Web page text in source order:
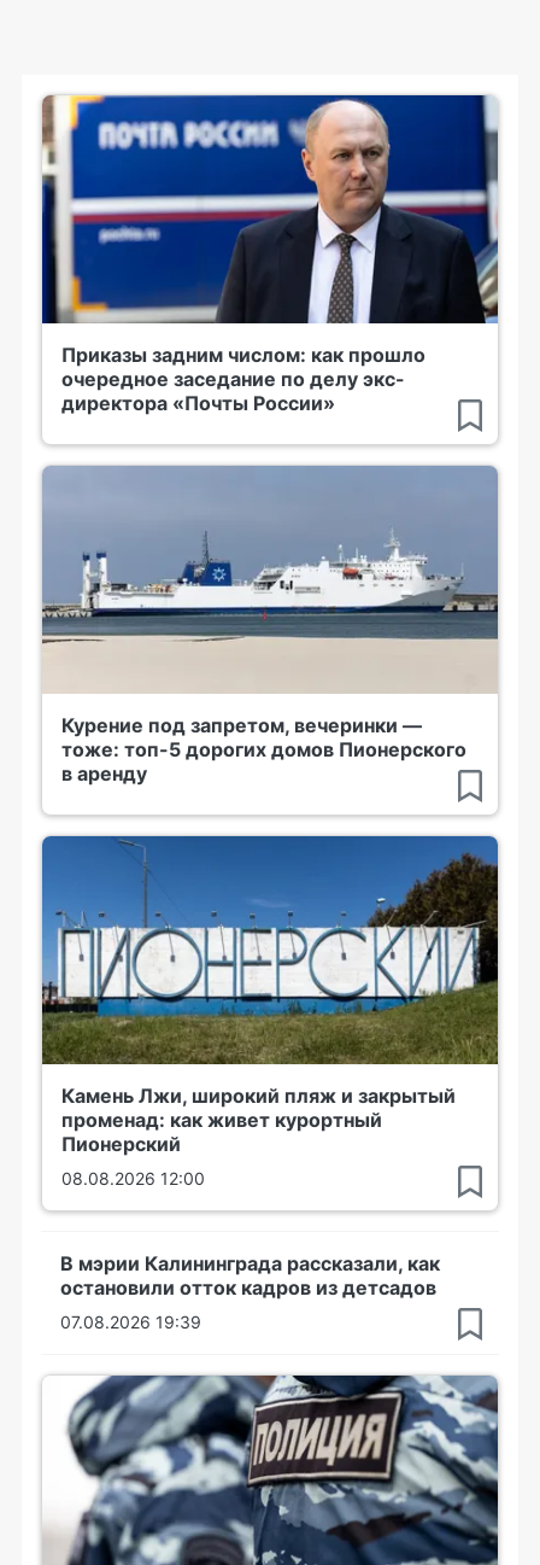
Приказы задним числом: как прошло
очередное заседание по делу экс-
директора «Почты России»
Курение под запретом, вечеринки —
тоже: топ-5 дорогих домов Пионерского
в аренду
Камень Лжи, широкий пляж и закрытый
променад: как живет курортный
Пионерский
08.08.2026 12:00
В мэрии Калининграда рассказали, как
остановили отток кадров из детсадов
07.08.2026 19:39